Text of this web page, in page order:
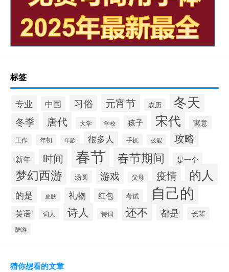
标签
专业 中国 习俗 元宵节 农历 冬天
冬季 唐代 大学 学校 孩子 宋代 寓意
工作 年初 年龄 很多人 手机 技能 攻略
新年 时间 春节 春节期间 是一个
梦幻西游 汤圆 游戏 父母 疫情 的人
的是 皮肤 礼物 红包 考试 自己的
英语 词人 诗人 诗词 还不 都是 长辈
陆游
猜你想看的文章